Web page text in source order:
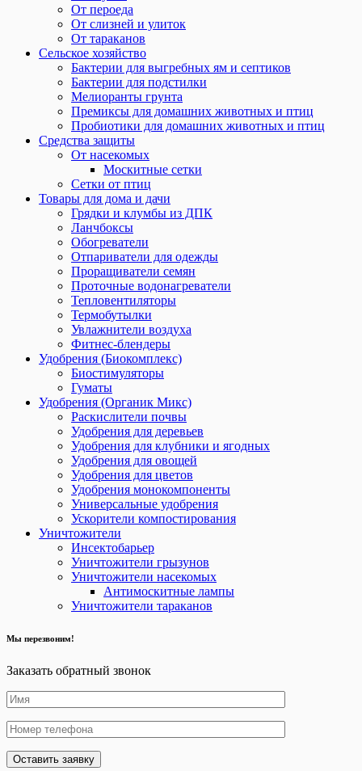
От пероеда
От слизней и улиток
От тараканов
Сельское хозяйство
Бактерии для выгребных ям и септиков
Бактерии для подстилки
Мелиоранты грунта
Премиксы для домашних животных и птиц
Пробиотики для домашних животных и птиц
Средства защиты
От насекомых
Москитные сетки
Сетки от птиц
Товары для дома и дачи
Грядки и клумбы из ДПК
Ланчбоксы
Обогреватели
Отпариватели для одежды
Проращиватели семян
Проточные водонагреватели
Тепловентиляторы
Термобутылки
Увлажнители воздуха
Фитнес-блендеры
Удобрения (Биокомплекс)
Биостимуляторы
Гуматы
Удобрения (Органик Микс)
Раскислители почвы
Удобрения для деревьев
Удобрения для клубники и ягодных
Удобрения для овощей
Удобрения для цветов
Удобрения монокомпоненты
Универсальные удобрения
Ускорители компостирования
Уничтожители
Инсектобарьер
Уничтожители грызунов
Уничтожители насекомых
Антимоскитные лампы
Уничтожители тараканов
Мы перезвоним!
Заказать обратный звонок